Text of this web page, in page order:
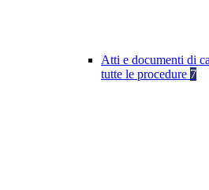
Atti e documenti di
tutte le procedure 7